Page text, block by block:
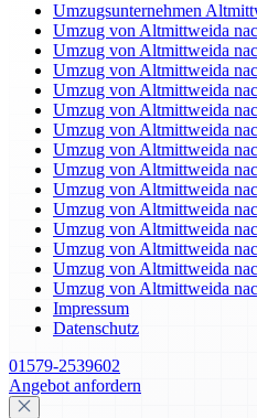
Umzugsunternehmen
Umzug von Altmittweida
Umzug von Altmittweida
Umzug von Altmittweida
Umzug von Altmittweida
Umzug von Altmittweida
Umzug von Altmittweida
Umzug von Altmittweida
Umzug von Altmittweida
Umzug von Altmittweida
Umzug von Altmittweida
Umzug von Altmittweida
Umzug von Altmittweida
Umzug von Altmittweida
Umzug von Altmittweida
Impressum
Datenschutz
01579-2539602
Angebot anfordern